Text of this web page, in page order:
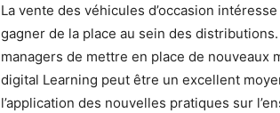
La vente des véhicules d’occasion
gagner de la place au sein des
managers de mettre en place de nouveaux
digital Learning peut être un excellent
l’application des nouvelles pratiques sur